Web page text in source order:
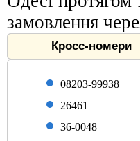
замовлення
Кросс-номери
08203-99938
26461
36-0048